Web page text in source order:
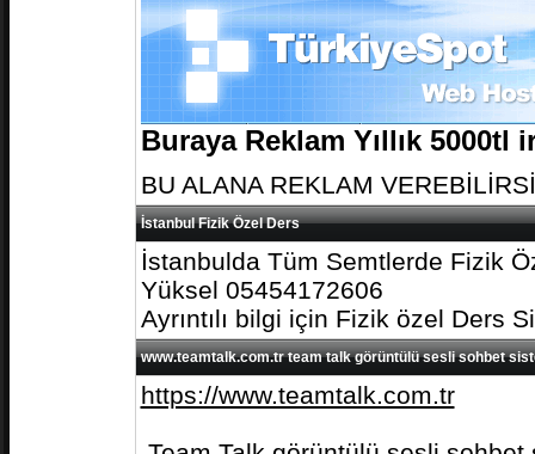
Buraya Reklam Yıllık
BU ALANA REKLAM
İstanbul Fizik Özel Ders
İstanbulda Tüm Semtlerde Fizik
Yüksel 05454172606
Ayrıntılı bilgi için Fizik özel Ders
www.teamtalk.com.tr team talk görüntülü sesli sohbet
https://www.teamtalk.com.tr